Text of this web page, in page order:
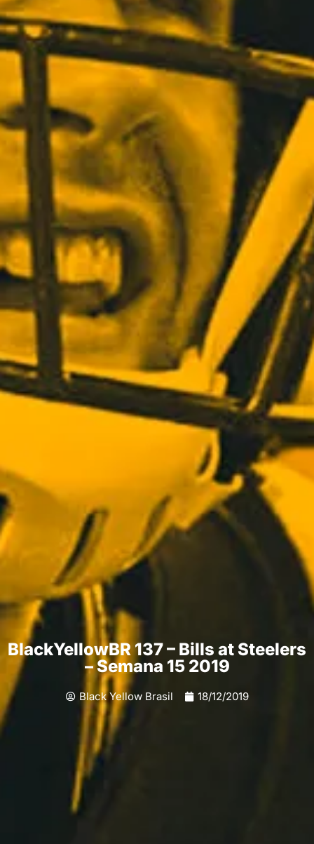
BlackYellowBR 137 – Bills at Steelers
– Semana 15 2019
Black Yellow Brasil 18/12/2019